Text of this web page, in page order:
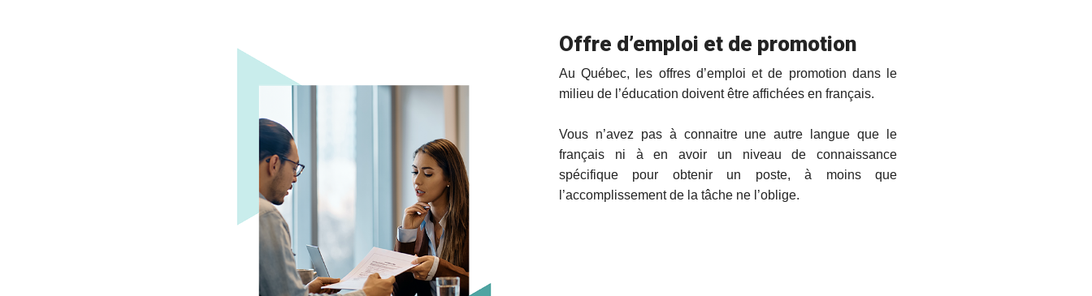
Offre d’emploi et de promotion
Au Québec, les offres d’emploi et de promotion dans le
milieu de l’éducation doivent être affichées en français.
Vous n’avez pas à connaitre une autre langue que le
français ni à en avoir un niveau de connaissance
spécifique pour obtenir un poste, à moins que
l’accomplissement de la tâche ne l’oblige.